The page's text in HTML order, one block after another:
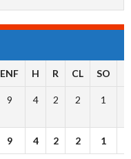
ENF H R CL SO
9 4 2 2 1
9 4 2 2 1